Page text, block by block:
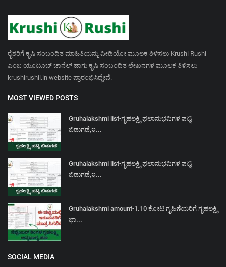
ರೈತರಿಗೆ ಕೃಷಿ ಸಂಬಂದಿತ ಮಾಹಿತಿಯನ್ನು ವೀಡಿಯೋ ಮೂಲಕ ತಿಳಿಸಲು Krushi Rushi
ಎಂಬ ಯೂಟೂಬ್ ಚಾನೆಲ್ ಹಾಗು ಕೃಷಿ ಸಂಬಂದಿತ ಲೇಖನಗಳ ಮೂಲಕ ತಿಳಿಸಲು
krushirushii.in website ಪ್ರಾರಂಭಿಸಿದ್ದೇವೆ.
MOST VIEWED POSTS
Gruhalakshmi list-ಗೃಹಲಕ್ಷ್ಮಿ ಫಲಾನುಭವಿಗಳ ಪಟ್ಟಿ
ಬಿಡುಗಡೆ,ಇ...
Gruhalakshmi list-ಗೃಹಲಕ್ಷ್ಮಿ ಫಲಾನುಭವಿಗಳ ಪಟ್ಟಿ
ಬಿಡುಗಡೆ,ಇ...
Gruhalakshmi amount-1.10 ಕೋಟಿ ಗೃಹಿಣೆಯರಿಗೆ ಗೃಹಲಕ್ಷ್ಮಿ
ಭಾ...
SOCIAL MEDIA